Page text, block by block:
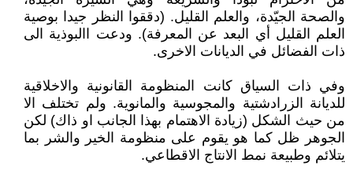
والصحة الجيّدة، والعلم القليل. (دققوا النظر جيدا بوصية
العلم القليل أي البعد عن المعرفة). ودعت االبوذية الى
ذات الفضائل في الديانات الاخرى.
وفي ذات السياق كانت المنظومة القانونية والاخلاقية
للديانة الزرادشتية والمجوسية والمانوية. ولم تختلف الا
من حيث الشكل (زيادة الاهتمام بهذا الجانب او ذاك) لكن
الجوهر ظل كما هو يقوم على منظومة الخير والشر بما
يتلائم وطبيعة نمط الانتاج الاقطاعي.